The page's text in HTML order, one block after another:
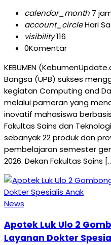
calendar_month 7
account_circleHari
visibility116
0Komentar
KEBUMEN
Bangsa (UPB) sukses
kegiatan Computing and
melalui pameran yang
inovatif mahasiswa
Fakultas Sains dan
sebanyak 22 produk dan
pembelajaran semester
2026. Dekan Fakultas Sains
News
Apotek Luk Ulo 2
Layanan Dokter